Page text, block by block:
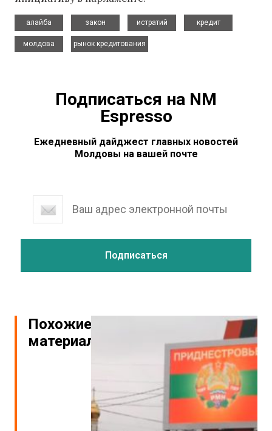
алайба
закон
истратий
кредит
молдова
рынок кредитования
Подписаться на NM
Espresso
Ежедневный дайджест главных новостей
Молдовы на вашей почте
Похожие
материалы